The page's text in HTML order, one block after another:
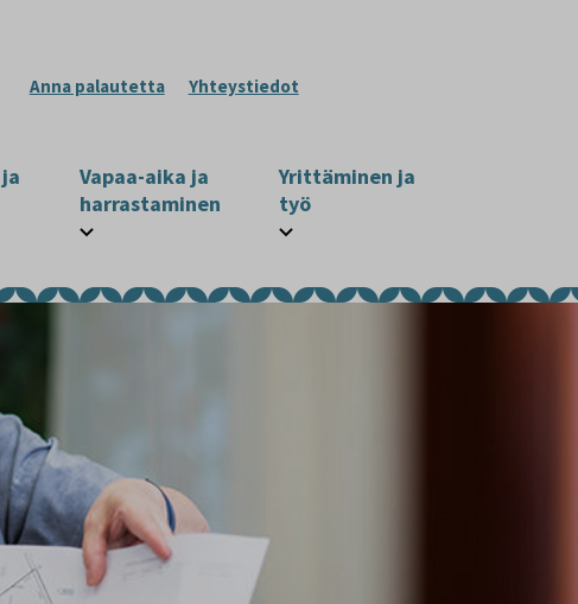
Anna palautetta Yhteystiedot
Vapaa-aika ja
harrastaminen
Yrittäminen ja
työ